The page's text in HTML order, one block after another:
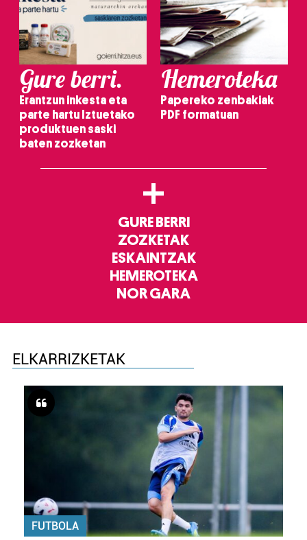
Gure berri.
Erantzun inkesta eta
parte hartu Iztuetako
produktuen saski
baten zozketan
Hemeroteka
Papereko zenbakiak
PDF formatuan
+
GURE BERRI
ZOZKETAK
ESKAINTZAK
HEMEROTEKA
NOR GARA
ELKARRIZKETAK
FUTBOLA